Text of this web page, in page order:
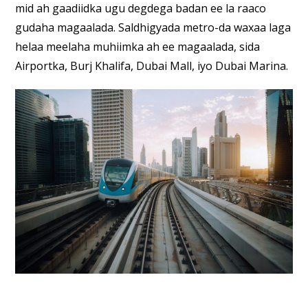
mid ah gaadiidka ugu degdega badan ee la raaco
gudaha magaalada. Saldhigyada metro-da waxaa laga
helaa meelaha muhiimka ah ee magaalada, sida
Airportka, Burj Khalifa, Dubai Mall, iyo Dubai Marina.